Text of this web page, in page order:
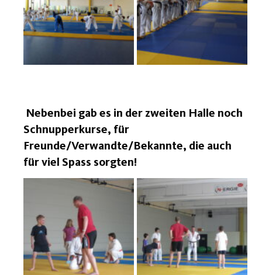
Nebenbei gab es in der zweiten Halle noch
Schnupperkurse, für
Freunde/Verwandte/Bekannte, die auch
für viel Spass sorgten!